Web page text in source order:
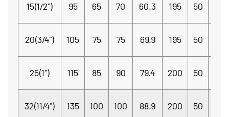
15(1/2") 95 65 70 60.3 195 50
20(3/4") 105 75 75 69.9 195 50
25(1") 115 85 90 79.4 200 50
32(11/4") 135 100 100 88.9 200 50